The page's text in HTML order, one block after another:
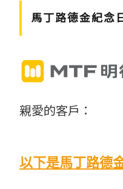
馬丁路德金紀念
親愛的客戶：
以下是馬丁路德